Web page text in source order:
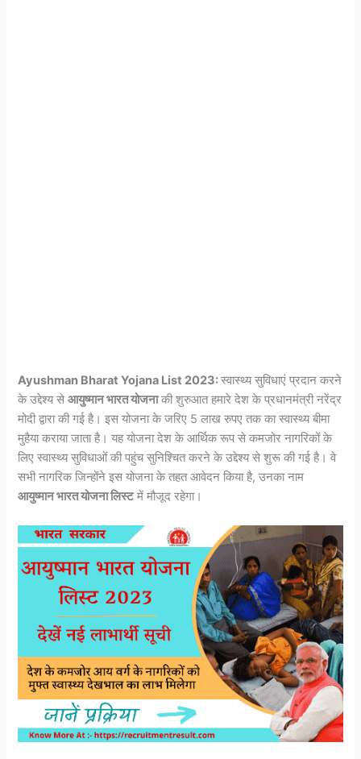
Ayushman Bharat Yojana List 2023:स्वास्थ्य सुविधाएं प्रदान करने
के उद्देश्य सेआयुष्मान भारत योजनाकी शुरुआत हमारे देश के प्रधानमंत्री नरेंद्र
मोदी द्वारा की गई है। इस योजना के जरिए 5 लाख रुपए तक का स्वास्थ्य बीमा
मुहैया कराया जाता है। यह योजना देश के आर्थिक रूप से कमजोर नागरिकों के
लिए स्वास्थ्य सुविधाओं की पहुंच सुनिश्चित करने के उद्देश्य से शुरू की गई है। वे
सभी नागरिक जिन्होंने इस योजना के तहत आवेदन किया है, उनका नाम
आयुष्मान भारत योजना लिस्टमें मौजूद रहेगा।